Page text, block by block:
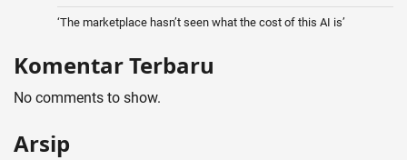
‘The marketplace hasn’t seen what the cost of this AI is’
Komentar Terbaru
No comments to show.
Arsip